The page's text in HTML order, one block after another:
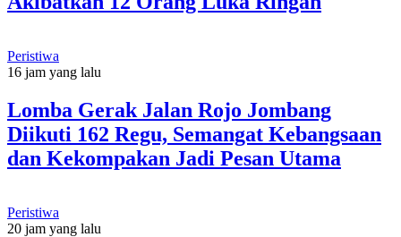
Peristiwa
16 jam yang lalu
Lomba Gerak Jalan Rojo Jombang
Diikuti 162 Regu, Semangat Kebangsaan
dan Kekompakan Jadi Pesan Utama
Peristiwa
20 jam yang lalu